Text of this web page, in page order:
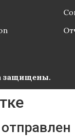
защищены.